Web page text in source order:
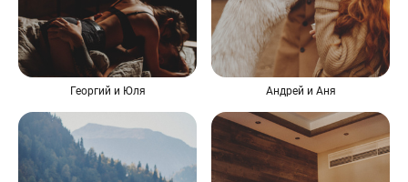
Георгий и Юля Андрей и Аня